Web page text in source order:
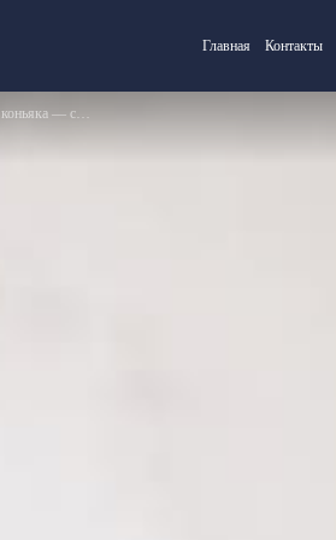
Главная Контакты
напитков